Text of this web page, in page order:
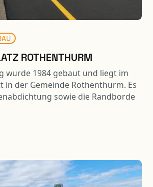
ROTHENTHURM
wurde 1984 gebaut und liegt im
in der Gemeinde Rothenthurm. Es
sowie die Randborde
mit der Sanierung der
eine Belagssanierung auf einer